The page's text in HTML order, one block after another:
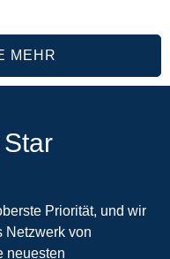
MEHR
Priorität, und wir
Netzwerk von
neuesten